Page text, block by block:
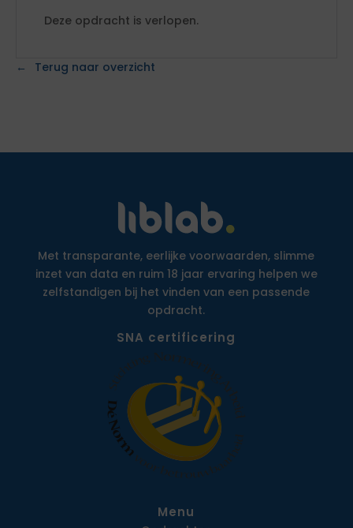
Deze opdracht is verlopen.
Terug naar overzicht
Met transparante, eerlijke voorwaarden, slimme
inzet van data en ruim 18 jaar ervaring helpen we
zelfstandigen bij het vinden van een passende
opdracht.
SNA certificering
Menu